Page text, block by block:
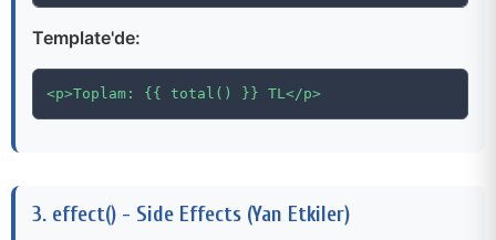
Template'de:
<p>Toplam: {{ total() }} TL</p>
3. effect() - Side Effects (Yan Etkiler)